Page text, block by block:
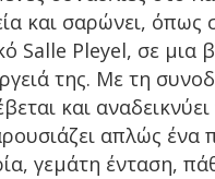
και σαρώνει, όπως
Salle Pleyel, σε μια
της. Με τη
και αναδεικνύει
απλώς ένα
γεμάτη ένταση,